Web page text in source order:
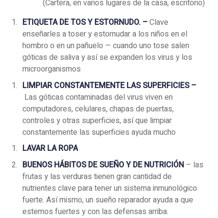
(Cartera, en varios lugares de la casa, escritorio)
ETIQUETA DE TOS Y ESTORNUDO. –Clave
enseñarles a toser y estornudar a los niños en el
hombro o en un pañuelo — cuando uno tose salen
góticas de saliva y así se expanden los virus y los
microorganismos
LIMPIAR CONSTANTEMENTE LAS SUPERFICIES –
Las góticas contaminadas del virus viven en
computadores, celulares, chapas de puertas,
controles y otras superficies, así que limpiar
constantemente las superficies ayuda mucho
LAVAR LA ROPA
BUENOS HÁBITOS DE SUEÑO Y DE NUTRICIÓN – las
frutas y las verduras tienen gran cantidad de
nutrientes clave para tener un sistema inmunológico
fuerte. Así mismo, un sueño reparador ayuda a que
estemos fuertes y con las defensas arriba.